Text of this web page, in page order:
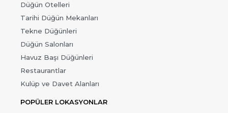
Düğün Otelleri
Tarihi Düğün Mekanları
Tekne Düğünleri
Düğün Salonları
Havuz Başı Düğünleri
Restaurantlar
Kulüp ve Davet Alanları
POPÜLER LOKASYONLAR